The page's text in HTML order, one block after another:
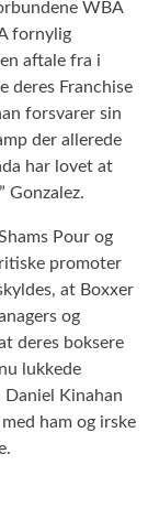
WBA
fornylig
aftale fra i
deres Franchise
forsvarer sin
der allerede
har lovet at
Gonzalez.
Pour og
promoter
at Boxxer
og
deres boksere
lukkede
Daniel Kinahan
ham og irske